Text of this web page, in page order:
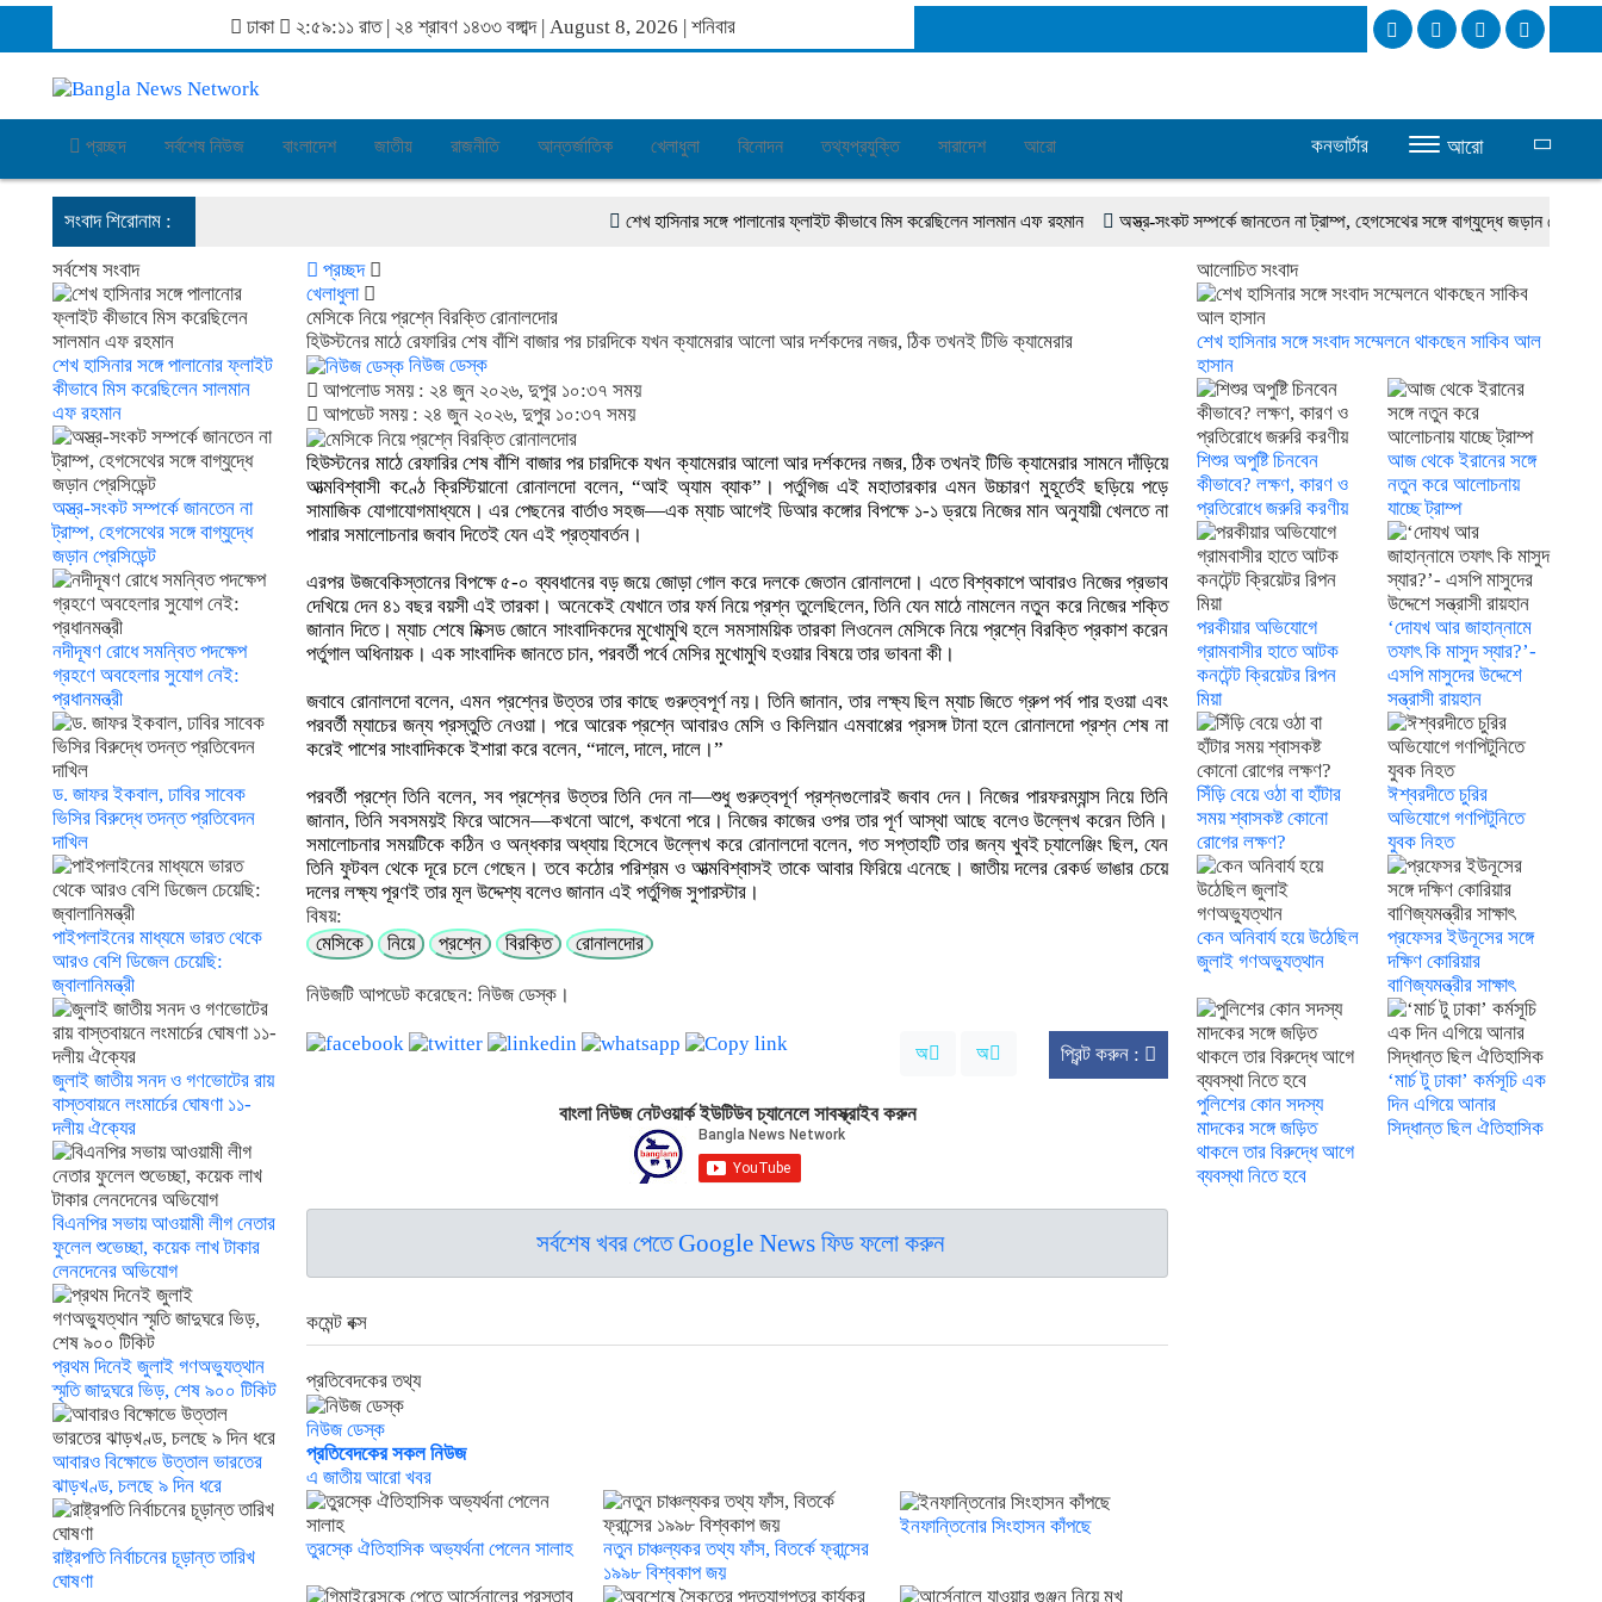
ঢাকা ২:৫৯:১১ রাত| ২৪ শ্রাবণ ১৪৩৩ বঙ্গাব্দ | August 8, 2026 |শনিবার
প্রচ্ছদ সর্বশেষ নিউজ বাংলাদেশ জাতীয় রাজনীতি আন্তর্জাতিক খেলাধুলা বিনোদন তথ্যপ্রযুক্তি সারাদেশ আরো কনভার্টার আরো
সংবাদ শিরোনাম : শেখ হাসিনার সঙ্গে পালানোর ফ্লাইট কীভাবে মিস করেছিলেন সালমান এফ রহমান অস্ত্র-সংকট সম্পর্কে জানতেন না ট্রাম্প, হেগসেথের সঙ্গে বাগ্‌যুদ্ধে জড়ান প্রেসিডেন্ট
প্রচ্ছদ
খেলাধুলা
মেসিকে নিয়ে প্রশ্নে বিরক্তি রোনালদোর
হিউস্টনের মাঠে রেফারির শেষ বাঁশি বাজার পর চারদিকে যখন ক্যামেরার আলো আর দর্শকদের নজর, ঠিক তখনই টিভি ক্যামেরার
নিউজ ডেস্ক
আপলোড সময় : ২৪ জুন ২০২৬, দুপুর ১০:৩৭ সময়
আপডেট সময় : ২৪ জুন ২০২৬, দুপুর ১০:৩৭ সময়
হিউস্টনের মাঠে রেফারির শেষ বাঁশি বাজার পর চারদিকে যখন ক্যামেরার আলো আর দর্শকদের নজর, ঠিক তখনই টিভি ক্যামেরার সামনে দাঁড়িয়ে
আত্মবিশ্বাসী কণ্ঠে ক্রিস্টিয়ানো রোনালদো বলেন, “আই অ্যাম ব্যাক”। পর্তুগিজ এই মহাতারকার এমন উচ্চারণ মুহূর্তেই ছড়িয়ে পড়ে
সামাজিক যোগাযোগমাধ্যমে। এর পেছনের বার্তাও সহজ—এক ম্যাচ আগেই ডিআর কঙ্গোর বিপক্ষে ১-১ ড্রয়ে নিজের মান অনুযায়ী খেলতে না
পারার সমালোচনার জবাব দিতেই যেন এই প্রত্যাবর্তন।
এরপর উজবেকিস্তানের বিপক্ষে ৫-০ ব্যবধানের বড় জয়ে জোড়া গোল করে দলকে জেতান রোনালদো। এতে বিশ্বকাপে আবারও নিজের প্রভাব
দেখিয়ে দেন ৪১ বছর বয়সী এই তারকা। অনেকেই যেখানে তার ফর্ম নিয়ে প্রশ্ন তুলেছিলেন, তিনি যেন মাঠে নামলেন নতুন করে নিজের শক্তি
জানান দিতে। ম্যাচ শেষে মিক্সড জোনে সাংবাদিকদের মুখোমুখি হলে সমসাময়িক তারকা লিওনেল মেসিকে নিয়ে প্রশ্নে বিরক্তি প্রকাশ করেন
পর্তুগাল অধিনায়ক। এক সাংবাদিক জানতে চান, পরবর্তী পর্বে মেসির মুখোমুখি হওয়ার বিষয়ে তার ভাবনা কী।
জবাবে রোনালদো বলেন, এমন প্রশ্নের উত্তর তার কাছে গুরুত্বপূর্ণ নয়। তিনি জানান, তার লক্ষ্য ছিল ম্যাচ জিতে গ্রুপ পর্ব পার হওয়া এবং
পরবর্তী ম্যাচের জন্য প্রস্তুতি নেওয়া। পরে আরেক প্রশ্নে আবারও মেসি ও কিলিয়ান এমবাপ্পের প্রসঙ্গ টানা হলে রোনালদো প্রশ্ন শেষ না
করেই পাশের সাংবাদিককে ইশারা করে বলেন, “দালে, দালে, দালে।”
পরবর্তী প্রশ্নে তিনি বলেন, সব প্রশ্নের উত্তর তিনি দেন না—শুধু গুরুত্বপূর্ণ প্রশ্নগুলোরই জবাব দেন। নিজের পারফরম্যান্স নিয়ে তিনি
জানান, তিনি সবসময়ই ফিরে আসেন—কখনো আগে, কখনো পরে। নিজের কাজের ওপর তার পূর্ণ আস্থা আছে বলেও উল্লেখ করেন তিনি।
সমালোচনার সময়টিকে কঠিন ও অন্ধকার অধ্যায় হিসেবে উল্লেখ করে রোনালদো বলেন, গত সপ্তাহটি তার জন্য খুবই চ্যালেঞ্জিং ছিল, যেন
তিনি ফুটবল থেকে দূরে চলে গেছেন। তবে কঠোর পরিশ্রম ও আত্মবিশ্বাসই তাকে আবার ফিরিয়ে এনেছে। জাতীয় দলের রেকর্ড ভাঙার চেয়ে
দলের লক্ষ্য পূরণই তার মূল উদ্দেশ্য বলেও জানান এই পর্তুগিজ সুপারস্টার।
বিষয়:
মেসিকে
নিয়ে প্রশ্নে বিরক্তি রোনালদোর
নিউজটি আপডেট করেছেন: নিউজ ডেস্ক।
অ অ প্রিন্ট করুন :
বাংলা নিউজ নেটওয়ার্ক ইউটিউব চ্যানেলে সাবস্ক্রাইব করুন
সর্বশেষ খবর পেতে Google News ফিড ফলো করুন
কমেন্ট বক্স
প্রতিবেদকের তথ্য
নিউজ ডেস্ক
প্রতিবেদকের সকল নিউজ
এ জাতীয় আরো খবর
তুরস্কে ঐতিহাসিক অভ্যর্থনা পেলেন সালাহ
নতুন চাঞ্চল্যকর তথ্য ফাঁস, বিতর্কে ফ্রান্সের
১৯৯৮ বিশ্বকাপ জয়
ইনফান্তিনোর সিংহাসন কাঁপছে
সর্বশেষ সংবাদ
শেখ হাসিনার সঙ্গে পালানোর ফ্লাইট
কীভাবে মিস করেছিলেন সালমান
এফ রহমান
অস্ত্র-সংকট সম্পর্কে জানতেন না
ট্রাম্প, হেগসেথের সঙ্গে বাগ্‌যুদ্ধে
জড়ান প্রেসিডেন্ট
নদীদূষণ রোধে সমন্বিত পদক্ষেপ
গ্রহণে অবহেলার সুযোগ নেই:
প্রধানমন্ত্রী
ড. জাফর ইকবাল, ঢাবির সাবেক
ভিসির বিরুদ্ধে তদন্ত প্রতিবেদন
দাখিল
পাইপলাইনের মাধ্যমে ভারত থেকে
আরও বেশি ডিজেল চেয়েছি:
জ্বালানিমন্ত্রী
জুলাই জাতীয় সনদ ও গণভোটের রায়
বাস্তবায়নে লংমার্চের ঘোষণা ১১-
দলীয় ঐক্যের
বিএনপির সভায় আওয়ামী লীগ নেতার
ফুলেল শুভেচ্ছা, কয়েক লাখ টাকার
লেনদেনের অভিযোগ
প্রথম দিনেই জুলাই গণঅভ্যুত্থান
স্মৃতি জাদুঘরে ভিড়, শেষ ৯০০ টিকিট
আবারও বিক্ষোভে উত্তাল ভারতের
ঝাড়খণ্ড, চলছে ৯ দিন ধরে
রাষ্ট্রপতি নির্বাচনের চূড়ান্ত তারিখ
ঘোষণা
আলোচিত সংবাদ
শেখ হাসিনার সঙ্গে সংবাদ সম্মেলনে থাকছেন সাকিব আল
হাসান
শিশুর অপুষ্টি চিনবেন
কীভাবে? লক্ষণ, কারণ ও
প্রতিরোধে জরুরি করণীয়
আজ থেকে ইরানের সঙ্গে
নতুন করে আলোচনায়
যাচ্ছে ট্রাম্প
পরকীয়ার অভিযোগে
গ্রামবাসীর হাতে আটক
কনটেন্ট ক্রিয়েটর রিপন
মিয়া
‘দোযখ আর জাহান্নামে
তফাৎ কি মাসুদ স্যার?’-
এসপি মাসুদের উদ্দেশে
সন্ত্রাসী রায়হান
সিঁড়ি বেয়ে ওঠা বা হাঁটার
সময় শ্বাসকষ্ট কোনো
রোগের লক্ষণ?
ঈশ্বরদীতে চুরির
অভিযোগে গণপিটুনিতে
যুবক নিহত
কেন অনিবার্য হয়ে উঠেছিল
জুলাই গণঅভ্যুত্থান
প্রফেসর ইউনূসের সঙ্গে
দক্ষিণ কোরিয়ার
বাণিজ্যমন্ত্রীর সাক্ষাৎ
পুলিশের কোন সদস্য
মাদকের সঙ্গে জড়িত
থাকলে তার বিরুদ্ধে আগে
ব্যবস্থা নিতে হবে
‘মার্চ টু ঢাকা’ কর্মসূচি এক
দিন এগিয়ে আনার
সিদ্ধান্ত ছিল ঐতিহাসিক